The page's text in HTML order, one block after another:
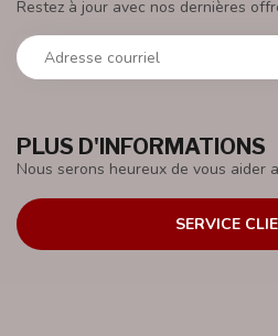
PLUS D'INFORMATIONS
Nous serons heureux de vous aider
SERVICE
Restez à jour avec nos dernières